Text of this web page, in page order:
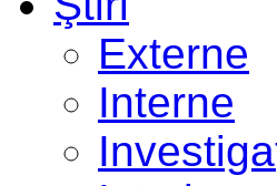
Externe
Interne